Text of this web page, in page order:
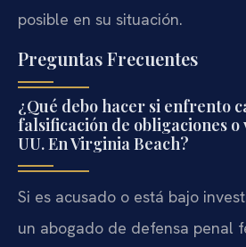
posible en su situación.
Preguntas Frecuentes
¿Qué debo hacer si enfrento
falsificación de obligaciones o
UU. En Virginia Beach?
Si es acusado o está bajo
un abogado de defensa penal